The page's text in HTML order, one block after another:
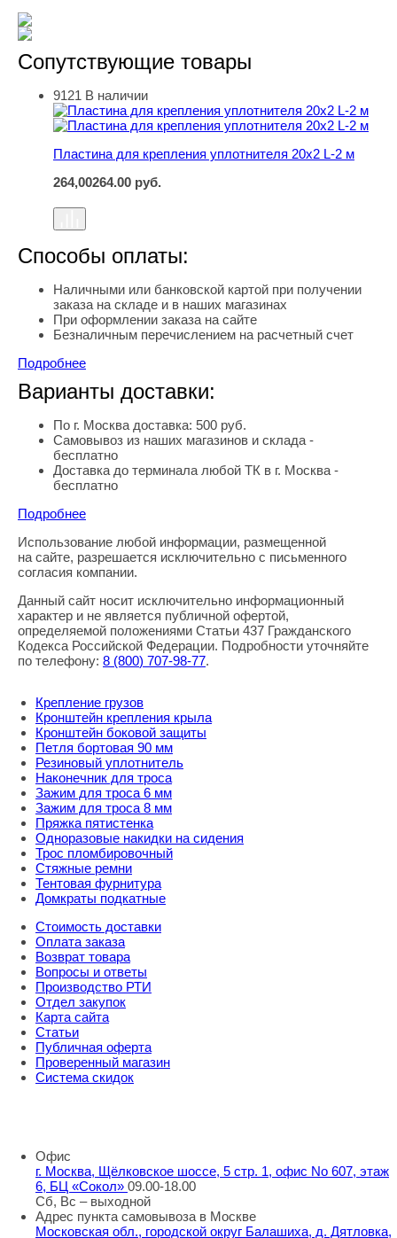
Сопутствующие товары
Пластина для крепления уплотнителя 20х2 L-2 м
9121 В наличии
Пластина для крепления уплотнителя 20х2 L-2 м
264,00264.00 руб.
Способы оплаты:
Наличными или банковской картой при получении
заказа на складе и в наших магазинах
При оформлении заказа на сайте
Безналичным перечислением на расчетный счет
Подробнее
Варианты доставки:
По г. Москва доставка: 500 руб.
Самовывоз из наших магазинов и склада -
бесплатно
Доставка до терминала любой ТК в г. Москва -
бесплатно
Подробнее
Правовая информация
Использование любой информации, размещенной
на сайте, разрешается исключительно с письменного
согласия компании.
Данный сайт носит исключительно информационный
характер и не является публичной офертой,
определяемой положениями Статьи 437 Гражданского
Кодекса Российской Федерации. Подробности уточняйте
по телефону: 8 (800) 707-98-77.
Крепление грузов
Кронштейн крепления крыла
Кронштейн боковой защиты
Петля бортовая 90 мм
Резиновый уплотнитель
Наконечник для троса
Зажим для троса 6 мм
Зажим для троса 8 мм
Пряжка пятистенка
Одноразовые накидки на сидения
Трос пломбировочный
Стяжные ремни
Тентовая фурнитура
Домкраты подкатные
Стоимость доставки
Оплата заказа
Возврат товара
Вопросы и ответы
Производство РТИ
Отдел закупок
Карта сайта
Статьи
Публичная оферта
Проверенный магазин
Система скидок
Офис
г. Москва, Щёлковское шоссе, 5 стр. 1, офис No 607, этаж
6, БЦ «Сокол» 09.00-18.00
Сб, Вс – выходной
Адрес пункта самовывоза в Москве
Московская обл., городской округ Балашиха, д. Дятловка,